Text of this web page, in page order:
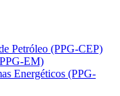
Petróleo (PPG-CEP)
EM)
Energéticos (PPG-